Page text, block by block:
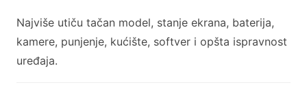
Najviše utiču tačan model, stanje ekrana, baterija,
kamere, punjenje, kućište, softver i opšta ispravnost
uređaja.